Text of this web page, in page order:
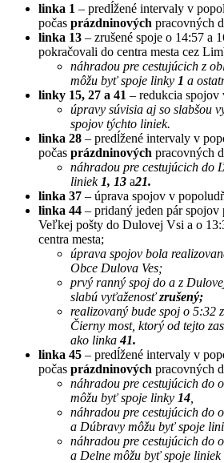
linka 1 – predĺžené intervaly v
počas prázdninových pracovných
linka 13 – zrušené spoje o 14:57 a
pokračovali do centra mesta cez
náhradou pre cestujúcich z
môžu byť spoje linky 1 a
linky 15, 27 a 41 – redukcia spojov
úpravy súvisia aj so slabšou
spojov týchto liniek.
linka 28 – predĺžené intervaly v
počas prázdninových pracovných
náhradou pre cestujúcich do
liniek 1, 13 a21.
linka 37 – úprava spojov v
linka 44 – pridaný jeden pár
Veľkej pošty do Dulovej Vsi a o
centra mesta;
úprava spojov bola
Obce Dulova Ves;
prvý ranný spoj do a z
slabú vyťaženosťzrušený;
realizovaný bude spoj o 5:32
Čierny most, ktorý od tejto
ako linka41.
linka 45 – predĺžené intervaly v
počas prázdninových pracovných
náhradou pre cestujúcich do
môžu byť spoje linky 14
náhradou pre cestujúcich do
a Dúbravy môžu byť spoje
náhradou pre cestujúcich do
a Delne môžu byť spoje liniek